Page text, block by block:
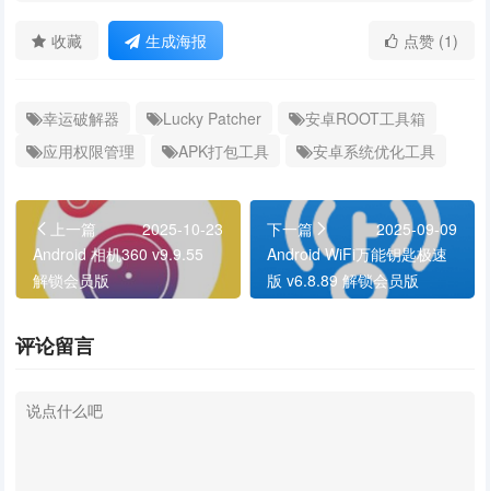
收藏 生成海报 点赞 (1)
幸运破解器 Lucky Patcher
安卓ROOT工具箱
应用权限管理
APK打包工具 安卓系统优化工具
上一篇
2025-10-23
Android 相机360 v9.9.55
解锁会员版
下一篇
2025-09-09
Android WiFi万能钥匙极速
版 v6.8.89 解锁会员版
评论留言